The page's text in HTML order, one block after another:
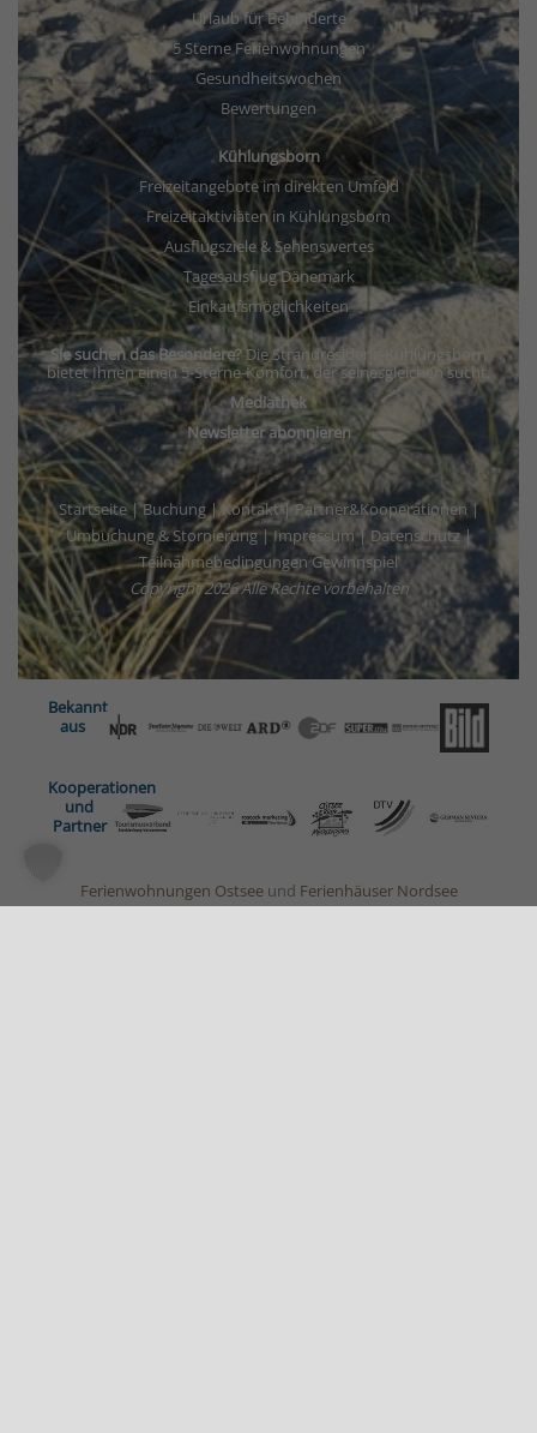
Urlaub für Behinderte
5 Sterne Ferienwohnungen
Gesundheitswochen
Bewertungen
Kühlungsborn
Freizeitangebote im direkten Umfeld
Freizeitaktiviäten in Kühlungsborn
Ausflugsziele & Sehenswertes
Tagesausflug Dänemark
Einkaufsmöglichkeiten
Sie suchen das Besondere?Die Strandresidenz-Kühlungsborn
bietet Ihnen einen 5-Sterne-Komfort, der seinesgleichen sucht.
Mediathek
Newsletter abonnieren
Startseite|Buchung|Kontakt|Partner&Kooperationen|
Umbuchung & Stornierung|Impressum| Datenschutz|
Teilnahmebedingungen Gewinnspiel
Copyright2026 Alle Rechte vorbehalten
Bekannt
aus
Kooperationen
und
Partner
Ferienwohnungen Ostseeund Ferienhäuser Nordsee